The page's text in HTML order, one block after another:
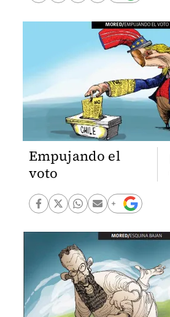
Empujando el
voto